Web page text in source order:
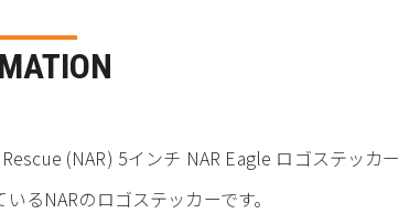
(NAR) 5インチ NAR Eagle ロゴステッカー
るNARのロゴステッカーです。